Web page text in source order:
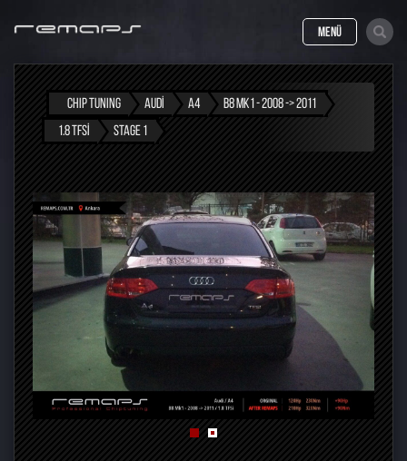
MENÜ
CHIP TUNING AUDI A4
B8 MK1 - 2008 -> 2011
1.8 TFSI
STAGE 1